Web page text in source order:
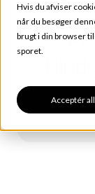
Hvis du afviser
når du besøger
brugt i din browser
sporet.
Acceptér